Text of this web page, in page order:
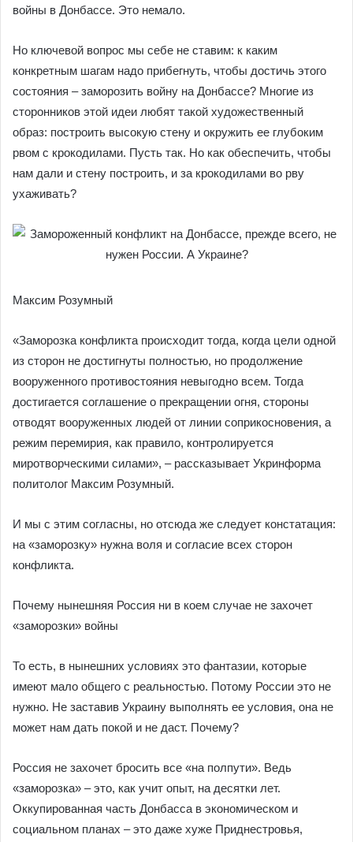
войны в Донбассе. Это немало.
Но ключевой вопрос мы себе не ставим: к каким
конкретным шагам надо прибегнуть, чтобы достичь этого
состояния – заморозить войну на Донбассе? Многие из
сторонников этой идеи любят такой художественный
образ: построить высокую стену и окружить ее глубоким
рвом с крокодилами. Пусть так. Но как обеспечить, чтобы
нам дали и стену построить, и за крокодилами во рву
ухаживать?
Максим Розумный
«Заморозка конфликта происходит тогда, когда цели одной
из сторон не достигнуты полностью, но продолжение
вооруженного противостояния невыгодно всем. Тогда
достигается соглашение о прекращении огня, стороны
отводят вооруженных людей от линии соприкосновения, а
режим перемирия, как правило, контролируется
миротворческими силами», – рассказывает Укринформа
политолог Максим Розумный.
И мы с этим согласны, но отсюда же следует констатация:
на «заморозку» нужна воля и согласие всех сторон
конфликта.
Почему нынешняя Россия ни в коем случае не захочет
«заморозки» войны
То есть, в нынешних условиях это фантазии, которые
имеют мало общего с реальностью. Потому России это не
нужно. Не заставив Украину выполнять ее условия, она не
может нам дать покой и не даст. Почему?
Россия не захочет бросить все «на полпути». Ведь
«заморозка» – это, как учит опыт, на десятки лет.
Оккупированная часть Донбасса в экономическом и
социальном планах – это даже хуже Приднестровья,